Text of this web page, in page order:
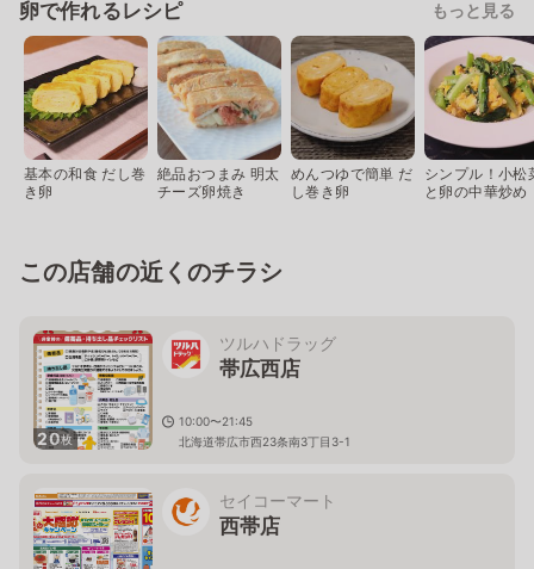
卵で作れるレシピ もっと見る
基本の和食 だし巻
き卵
絶品おつまみ 明太
チーズ卵焼き
めんつゆで簡単 だ
し巻き卵
シンプル！小松
と卵の中華炒め
この店舗の近くのチラシ
20枚
ツルハドラッグ
帯広西店
10:00〜21:45
北海道帯広市西23条南3丁目3-1
セイコーマート
西帯店